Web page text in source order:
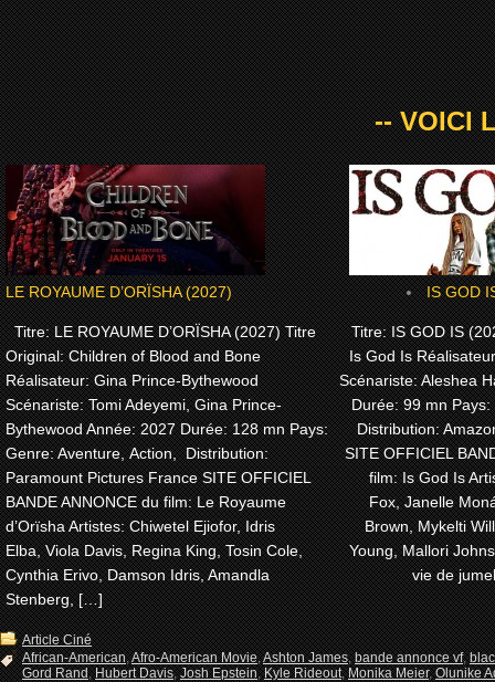
-- VOICI
LE ROYAUME D’ORÏSHA (2027)
Titre: LE ROYAUME D’ORÏSHA (2027) Titre
Original: Children of Blood and Bone
Réalisateur: Gina Prince-Bythewood
Scénariste: Tomi Adeyemi, Gina Prince-
Bythewood Année: 2027 Durée: 128 mn Pays:
Genre: Aventure, Action, Distribution:
Paramount Pictures France SITE OFFICIEL
BANDE ANNONCE du film: Le Royaume
d’Orïsha Artistes: Chiwetel Ejiofor, Idris
Elba, Viola Davis, Regina King, Tosin Cole,
Cynthia Erivo, Damson Idris, Amandla
Stenberg, […]
IS GOD
Titre: IS GOD IS
Is God Is
Scénariste: Aleshea
Durée: 99 mn
Distribution:
SITE OFFICIEL
film: Is God Is
Fox, Janelle
Brown, Mykelti
Young, Mallori
vie de
Article Ciné
African-American,Afro-American Movie,Ashton James,bande annonce vf,
Gord Rand,Hubert Davis,Josh Epstein,Kyle Rideout,Monika Meier,Olunike